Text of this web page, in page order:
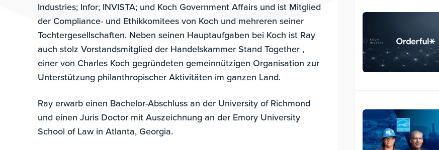
Industries; Infor; INVISTA; und Koch Government Affairs und ist Mitglied
der Compliance- und Ethikkomitees von Koch und mehreren seiner
Tochtergesellschaften. Neben seinen Hauptaufgaben bei Koch ist Ray
auch stolz Vorstandsmitglied der Handelskammer Stand Together ,
einer von Charles Koch gegründeten gemeinnützigen Organisation zur
Unterstützung philanthropischer Aktivitäten im ganzen Land.
Ray erwarb einen Bachelor-Abschluss an der University of Richmond
und einen Juris Doctor mit Auszeichnung an der Emory University
School of Law in Atlanta, Georgia.